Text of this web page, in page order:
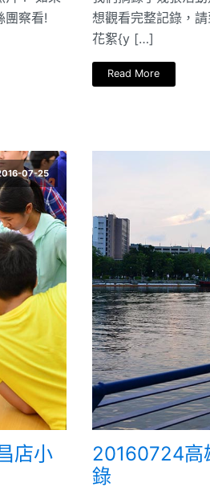
團察看!
想觀看完整記錄，
花絮{y […]
Read More
07-25
店小
20160724高
錄